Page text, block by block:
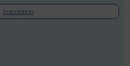
Inscription